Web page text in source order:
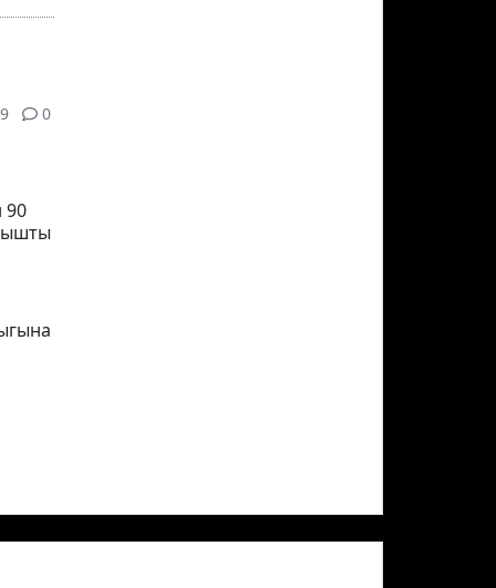
0
90